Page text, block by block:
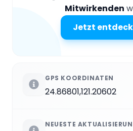
Mitwirkenden
Jetzt
GPS KOORDINATEN
24.86801,121.20602
NEUESTE